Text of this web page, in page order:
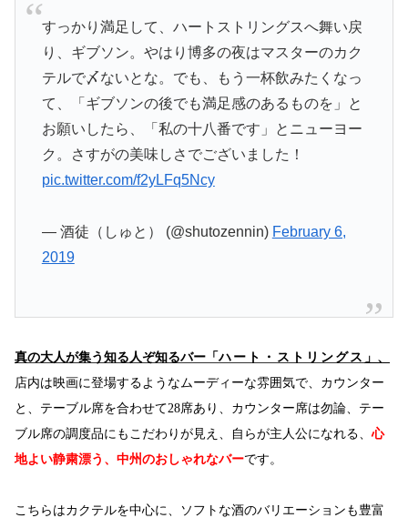
すっかり満足して、ハートストリングスへ舞い戻
り、ギブソン。やはり博多の夜はマスターのカク
テルで〆ないとな。でも、もう一杯飲みたくなっ
て、「ギブソンの後でも満足感のあるものを」と
お願いしたら、「私の十八番です」とニューヨー
ク。さすがの美味しさでございました！
pic.twitter.com/f2yLFq5Ncy
— 酒徒（しゅと） (@shutozennin) February 6,
2019
真の大人が集う知る人ぞ知るバー「ハート・ストリングス 」、
店内は映画に登場するようなムーディーな雰囲気で、カウンター
と、テーブル席を合わせて28席あり、カウンター席は勿論、テー
ブル席の調度品にもこだわりが見え、自らが主人公になれる、 心
地よい静粛漂う、中州のおしゃれなバーです。
こちらはカクテルを中心に、ソフトな酒のバリエーションも豊富